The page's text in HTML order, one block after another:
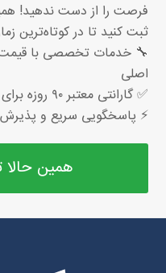
فرصت را از دست ندهید!
ثبت کنید تا در کوتاه‌ترین
🔧 خدمات تخصصی با قیمت
اصلی
✅ گارانتی معتبر ۹۰ روزه برای تمام خدمات
⚡ پاسخگویی سریع و
همین حالا